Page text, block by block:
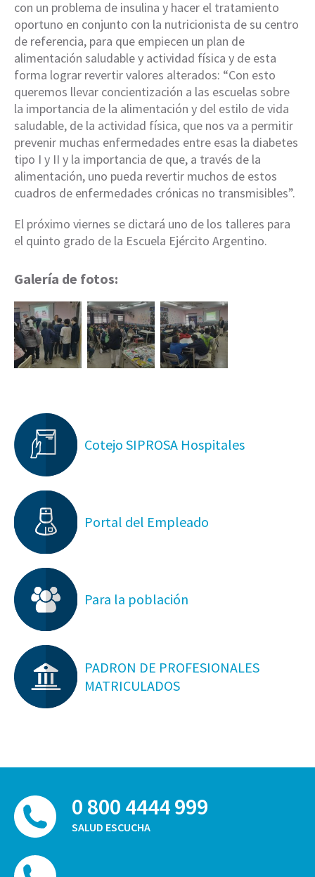
con un problema de insulina y hacer el tratamiento
oportuno en conjunto con la nutricionista de su centro
de referencia, para que empiecen un plan de
alimentación saludable y actividad física y de esta
forma lograr revertir valores alterados: “Con esto
queremos llevar concientización a las escuelas sobre
la importancia de la alimentación y del estilo de vida
saludable, de la actividad física, que nos va a permitir
prevenir muchas enfermedades entre esas la diabetes
tipo I y II y la importancia de que, a través de la
alimentación, uno pueda revertir muchos de estos
cuadros de enfermedades crónicas no transmisibles”.
El próximo viernes se dictará uno de los talleres para
el quinto grado de la Escuela Ejército Argentino.
Galería de fotos:
Cotejo SIPROSA Hospitales
Portal del Empleado
Para la población
PADRON DE PROFESIONALES
MATRICULADOS
0 800 4444 999
SALUD ESCUCHA